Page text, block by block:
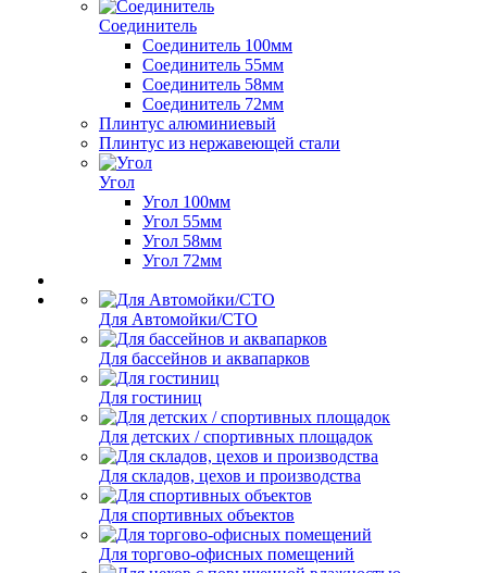
Соединитель
Соединитель 100мм
Соединитель 55мм
Соединитель 58мм
Соединитель 72мм
Плинтус алюминиевый
Плинтус из нержавеющей стали
Угол
Угол 100мм
Угол 55мм
Угол 58мм
Угол 72мм
Для Автомойки/СТО
Для бассейнов и аквапарков
Для гостиниц
Для детских / спортивных площадок
Для складов, цехов и производства
Для спортивных объектов
Для торгово-офисных помещений